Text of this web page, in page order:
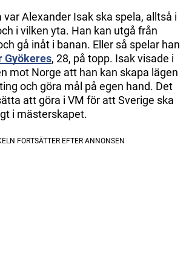
var Alexander Isak ska spela, alltså i
i vilken yta. Han kan utgå från
gå inåt i banan. Eller så spelar han
Gyökeres, 28, på topp. Isak visade i
mot Norge att han kan skapa lägen
och göra mål på egen hand. Det
att göra i VM för att Sverige ska
i mästerskapet.